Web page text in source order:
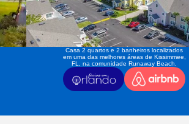
Casa 2 quartos e 2 banheiros localizados
em uma das melhores áreas de Kissimmee,
FL, na comunidade Runaway Beach.